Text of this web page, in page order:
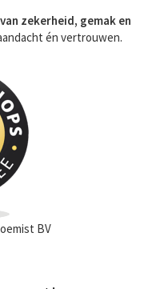
zekerheid, gemak en
én vertrouwen.
BV